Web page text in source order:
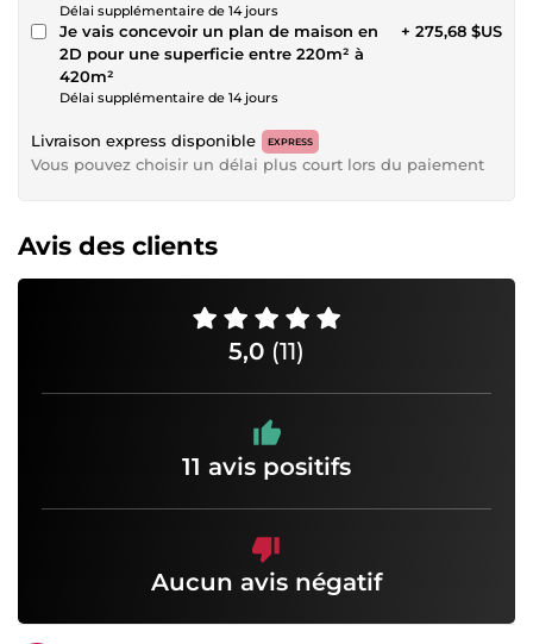
Délai supplémentaire de 14 jours
Je vais concevoir un plan de maison en
2D pour une superficie entre 220m² à
420m²
Délai supplémentaire de 14 jours
+ 275,68 $US
Livraison express disponible EXPRESS
Vous pouvez choisir un délai plus court lors du paiement
Avis des clients
5,0 (11)
11 avis positifs
Aucun avis négatif